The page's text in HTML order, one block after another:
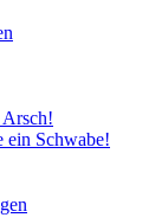
ein Schwabe!